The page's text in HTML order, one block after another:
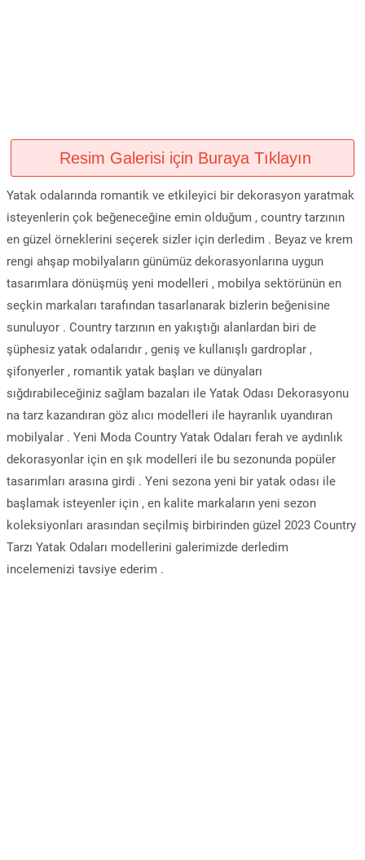
Resim Galerisi için Buraya Tıklayın
Yatak odalarında romantik ve etkileyici bir dekorasyon yaratmak
isteyenlerin çok beğeneceğine emin olduğum , country tarzının
en güzel örneklerini seçerek sizler için derledim . Beyaz ve krem
rengi ahşap mobilyaların günümüz dekorasyonlarına uygun
tasarımlara dönüşmüş yeni modelleri , mobilya sektörünün en
seçkin markaları tarafından tasarlanarak bizlerin beğenisine
sunuluyor . Country tarzının en yakıştığı alanlardan biri de
şüphesiz yatak odalarıdır , geniş ve kullanışlı gardroplar ,
şifonyerler , romantik yatak başları ve dünyaları
sığdırabileceğiniz sağlam bazaları ile Yatak Odası Dekorasyonu
na tarz kazandıran göz alıcı modelleri ile hayranlık uyandıran
mobilyalar . Yeni Moda Country Yatak Odaları ferah ve aydınlık
dekorasyonlar için en şık modelleri ile bu sezonunda popüler
tasarımları arasına girdi . Yeni sezona yeni bir yatak odası ile
başlamak isteyenler için , en kalite markaların yeni sezon
koleksiyonları arasından seçilmiş birbirinden güzel 2023 Country
Tarzı Yatak Odaları modellerini galerimizde derledim
incelemenizi tavsiye ederim .